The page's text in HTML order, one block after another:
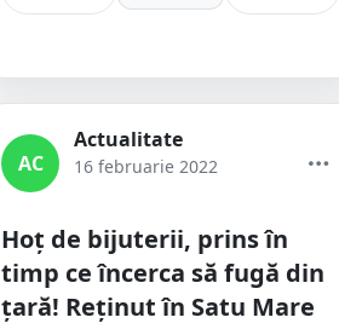
AC
Actualitate
16 februarie 2022
Hoț de bijuterii, prins în
timp ce încerca să fugă din
țară! Reținut în Satu Mare